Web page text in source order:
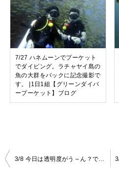
7/27 ハネムーンでプーケット
でダイビング。ラチャヤイ島の
魚の大群をバックに記念撮影で
す。 |1日1組【グリーンダイバ
ープーケット】ブログ
投
3/8 今日は透明度がう～ん？でもマクロを中心に、サメやバラクーダも見ていただきました|1日1組【グリーンダイバープーケット】ブログ